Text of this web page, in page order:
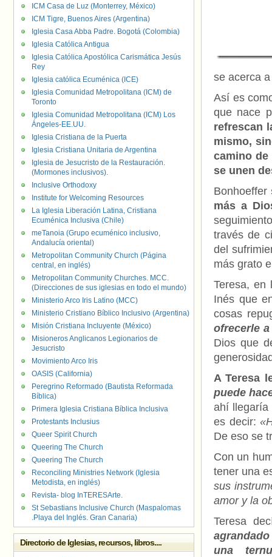
se acerca
Así es
que nace
refrescan
mismo,
camino
se unen
Bonhoeffer
más a
través de
del
más grato
Teresa, en
Inés que
cosas
ofrecerle
Dios que
A Teresa
puede
ahí llegaría
es decir:
De eso se
Con un
tener una
sus
amor y la
Teresa
una
ICM Casa de Luz (Monterrey, México)
ICM Tigre, Buenos Aires (Argentina)
Iglesia Casa Abba Padre. Bogotá (Colombia)
Iglesia Católica Antigua
Iglesia Católica Apostólica Carismática Jesús
Rey
Iglesia católica Ecuménica (ICE)
Iglesia Comunidad Metropolitana (ICM) de
Toronto
Iglesia Comunidad Metropolitana (ICM) Los
Ángeles-EE.UU.
Iglesia Cristiana de la Puerta
Iglesia Cristiana Unitaria de Argentina
Iglesia de Jesucristo de la Restauración.
(Mormones inclusivos).
Inclusive Orthodoxy
Institute for Welcoming Resources
La Iglesia Liberación Latina, Cristiana
Ecuménica Inclusiva (Chile)
meTanoia (Grupo ecuménico inclusivo,
Andalucía oriental)
Metropolitan Community Church (Página
central, en inglés)
Metropolitan Community Churches. MCC.
(Direcciones de sus iglesias en todo el mundo)
Ministerio Arco Iris Latino (MCC)
Ministerio Cristiano Bíblico Inclusivo (Argentina)
Misión Cristiana Incluyente (México)
Misioneros Anglicanos Legionarios de
Jesucristo
Movimiento Arco Iris
OASIS (California)
Peregrino Reformado (Bautista Reformada
Bíblica)
Primera Iglesia Cristiana Bíblica Inclusiva
Protestants Inclusius
Queer Spirit Church
Queering The Church
Queering The Church
Reconciling Ministries Network (Iglesia
Metodista, en inglés)
Revista- blog InTERESArte.
St Sebastians Inclusive Church (Maspalomas
.Playa del Inglés. Gran Canaria)
Directorio de Iglesias, recursos, libros....